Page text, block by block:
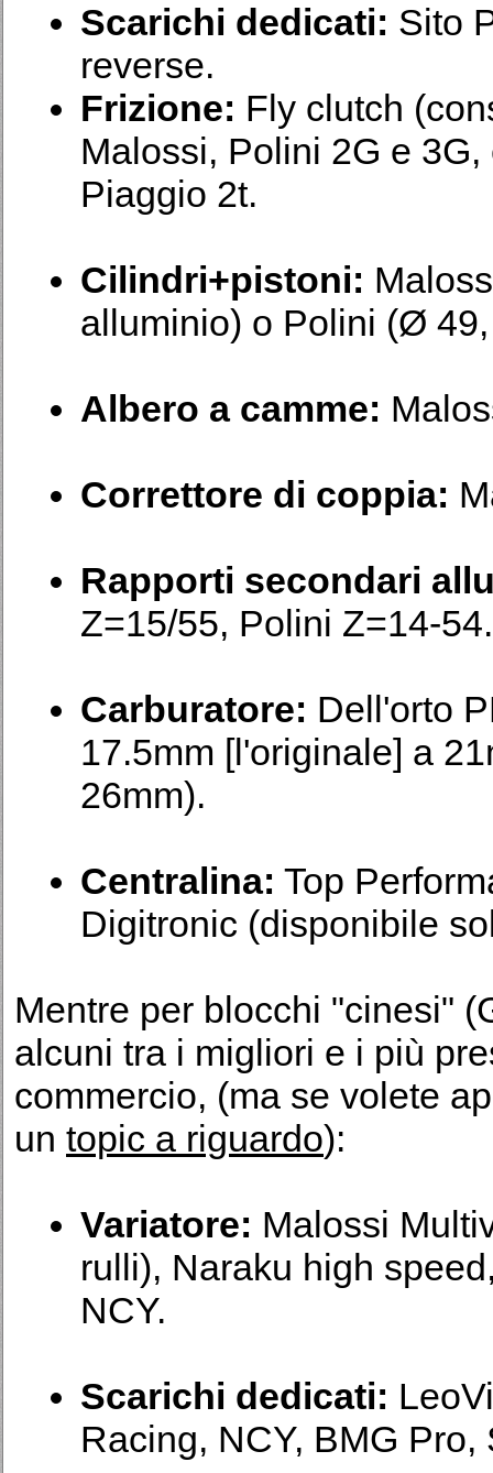
Scarichi dedicati: Sito
reverse.
Frizione: Fly clutch
Malossi, Polini 2G e
Piaggio 2t.
Cilindri+pistoni:
alluminio) o Polini (Ø
Albero a camme:
Correttore di coppia:
Rapporti secondari
Z=15/55, Polini Z=14-54.
Carburatore: Dell'orto
17.5mm [l'originale] a
26mm).
Centralina: Top
Digitronic (disponibile
Mentre per blocchi "cinesi"
alcuni tra i migliori e i più
commercio, (ma se volete
un topic a riguardo):
Variatore: Malossi
rulli), Naraku high
NCY.
Scarichi dedicati:
Racing, NCY, BMG Pro,